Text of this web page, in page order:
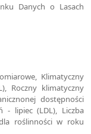
Danych o Lasach
Klimatyczny
Roczny klimatyczny
dostępności
- lipiec (LDL), Liczba
roślinności w roku